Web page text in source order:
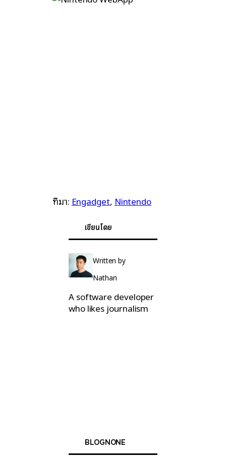
ที่มา: Engadget, Nintendo
เขียนโดย
Written by
Nathan
A software developer
who likes journalism
BLOGNONE